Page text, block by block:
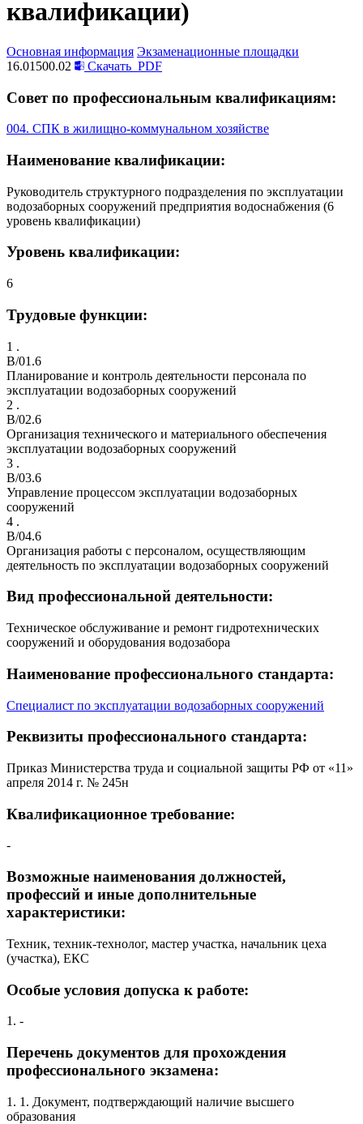
квалификации)
Основная информация Экзаменационные площадки
16.01500.02
Скачать PDF
Совет по профессиональным квалификациям:
004. СПК в жилищно-коммунальном хозяйстве
Наименование квалификации:
Руководитель структурного подразделения по эксплуатации
водозаборных сооружений предприятия водоснабжения (6
уровень квалификации)
Уровень квалификации:
6
Трудовые функции:
1 .
B/01.6
Планирование и контроль деятельности персонала по
эксплуатации водозаборных сооружений
2 .
B/02.6
Организация технического и материального обеспечения
эксплуатации водозаборных сооружений
3 .
B/03.6
Управление процессом эксплуатации водозаборных
сооружений
4 .
B/04.6
Организация работы с персоналом, осуществляющим
деятельность по эксплуатации водозаборных сооружений
Вид профессиональной деятельности:
Техническое обслуживание и ремонт гидротехнических
сооружений и оборудования водозабора
Наименование профессионального стандарта:
Специалист по эксплуатации водозаборных сооружений
Реквизиты профессионального стандарта:
Приказ Министерства труда и социальной защиты РФ от «11»
апреля 2014 г. № 245н
Квалификационное требование:
-
Возможные наименования должностей,
профессий и иные дополнительные
характеристики:
Техник, техник-технолог, мастер участка, начальник цеха
(участка), ЕКС
Особые условия допуска к работе:
1. -
Перечень документов для прохождения
профессионального экзамена:
1. 1. Документ, подтверждающий наличие высшего
образования